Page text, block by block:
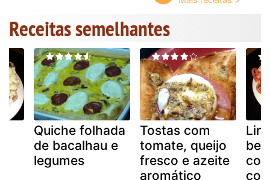
Receitas semelhantes
Quiche folhada
de bacalhau e
legumes
Tostas com
tomate, queijo
fresco e azeite
aromático